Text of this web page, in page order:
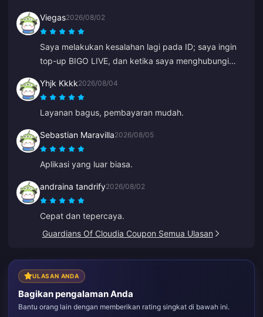
Viegas2026/08/02
Saya melakukan kesalahan lagi pada ID; saya ingin
top-up BIGO LIVE, dan ketika saya menghubungi
dengan sangat cepat. Tim yang selalu sopan dan
baik. Terima kasih kali ini untuk ZY.
Yhjk Kkkk2026/08/04
Layanan bagus, pembayaran mudah.
Sebastian Maravilla2026/08/05
Aplikasi yang luar biasa.
andraina tandrify2026/08/02
Cepat dan tepercaya.
Guardians Of Cloudia Coupon Semua Ulasan
ULASAN ANDA
Bagikan pengalaman Anda
Bantu orang lain dengan memberikan rating singkat di bawah ini.